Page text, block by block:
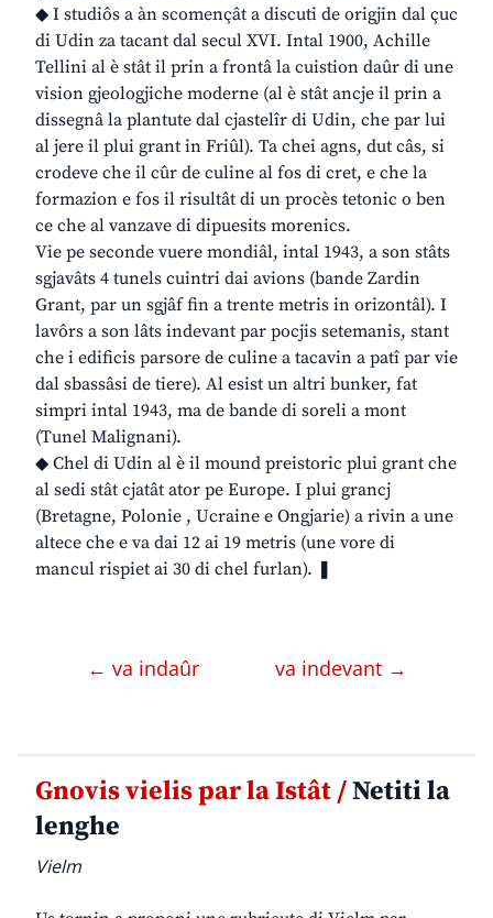
◆ I studiôs a àn scomençât a discuti de origjin dal çuc
di Udin za tacant dal secul XVI. Intal 1900, Achille
Tellini al è stât il prin a frontâ la cuistion daûr di une
vision gjeologjiche moderne (al è stât ancje il prin a
dissegnâ la plantute dal cjastelîr di Udin, che par lui
al jere il plui grant in Friûl). Ta chei agns, dut câs, si
crodeve che il cûr de culine al fos di cret, e che la
formazion e fos il risultât di un procès tetonic o ben
ce che al vanzave di dipuesits morenics.
Vie pe seconde vuere mondiâl, intal 1943, a son stâts
sgjavâts 4 tunels cuintri dai avions (bande Zardin
Grant, par un sgjâf fin a trente metris in orizontâl). I
lavôrs a son lâts indevant par pocjis setemanis, stant
che i edificis parsore de culine a tacavin a patî par vie
dal sbassâsi de tiere). Al esist un altri bunker, fat
simpri intal 1943, ma de bande di soreli a mont
(Tunel Malignani).
◆ Chel di Udin al è il mound preistoric plui grant che
al sedi stât cjatât ator pe Europe. I plui grancj
(Bretagne, Polonie , Ucraine e Ongjarie) a rivin a une
altece che e va dai 12 ai 19 metris (une vore di
mancul rispiet ai 30 di chel furlan). ❚
← va indaûr va indevant →
Gnovis vielis par la Istât /Netiti la
lenghe
Vielm